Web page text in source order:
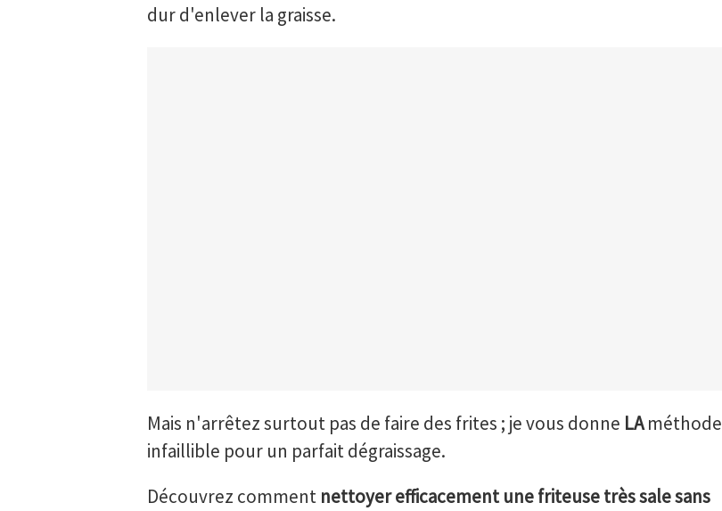
dur d'enlever la graisse.
Mais n'arrêtez surtout pas de faire des frites ; je vous donne LAméthode
infaillible pour un parfait dégraissage.
Découvrez comment nettoyer efficacement une friteuse très sale sans